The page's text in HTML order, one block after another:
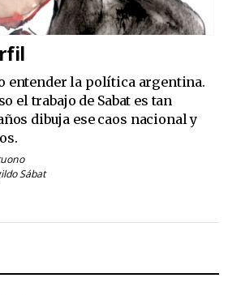
entender la política argentina.
el trabajo de Sabat es tan
dibuja ese caos nacional y
Sábat